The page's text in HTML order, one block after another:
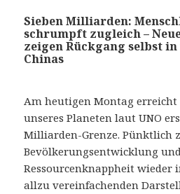
Sieben Milliarden:
schrumpft zugleich –
zeigen Rückgang selbst
Chinas
Am heutigen Montag
unseres Planeten laut UNO
Milliarden-Grenze. Pünktlich
Bevölkerungsentwicklung
Ressourcenknappheit wieder
allzu vereinfachenden